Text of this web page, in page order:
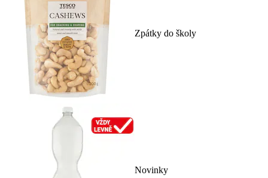
Zpátky do školy
Novinky